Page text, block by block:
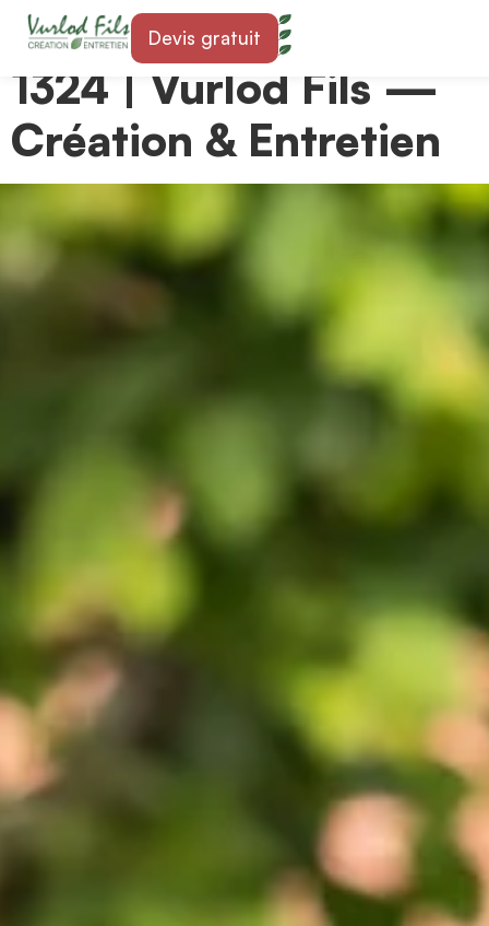
Devis gratuit
Paysagiste à Premier
1324 | Vurlod Fils —
Création & Entretien